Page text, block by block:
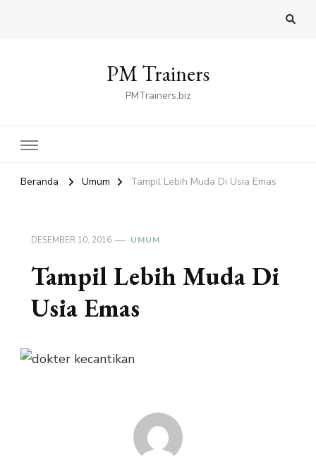
PM Trainers
PMTrainers.biz
Beranda Umum Tampil Lebih Muda Di Usia Emas
DESEMBER 10, 2016 UMUM
Tampil Lebih Muda Di
Usia Emas